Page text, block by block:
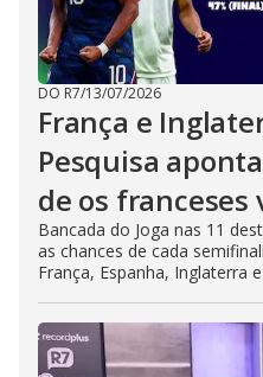
DO R7/13/07/2026
França e
Pesquisa
de os franceses
Bancada do Joga nas 11
as chances de cada
França, Espanha, Inglaterra